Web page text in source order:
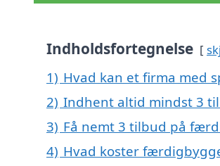
Indholdsfortegnelse
1) Hvad kan et firma med
2) Indhent altid mindst 3
3) Få nemt 3 tilbud på
4) Hvad koster